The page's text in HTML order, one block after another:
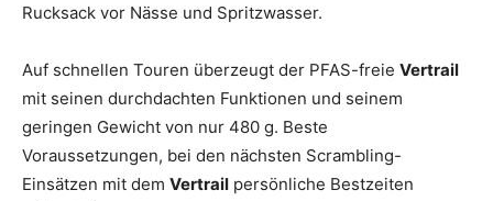
Rucksack vor Nässe und Spritzwasser.
Auf schnellen Touren überzeugt der PFAS-freie Vertrail
mit seinen durchdachten Funktionen und seinem
geringen Gewicht von nur 480 g. Beste
Voraussetzungen, bei den nächsten Scrambling-
Einsätzen mit dem Vertrail persönliche Bestzeiten